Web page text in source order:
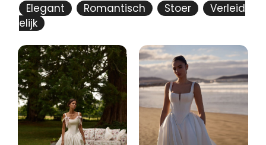
Elegant
Romantisch Stoer
Verleid
elijk